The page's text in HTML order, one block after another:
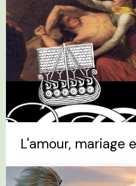
L'amour, mariage